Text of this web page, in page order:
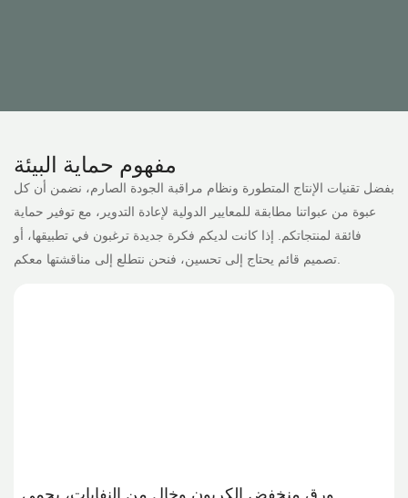
مفهوم حماية البيئة
بفضل تقنيات الإنتاج المتطورة ونظام مراقبة الجودة الصارم، نضمن أن كل
عبوة من عبواتنا مطابقة للمعايير الدولية لإعادة التدوير، مع توفير حماية
فائقة لمنتجاتكم. إذا كانت لديكم فكرة جديدة ترغبون في تطبيقها، أو
ورق منخفض الكربون وخالٍ من النفايات، يحمي